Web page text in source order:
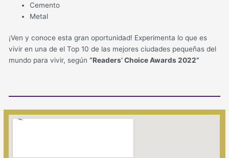
Cemento
Metal
¡Ven y conoce esta gran oportunidad! Experimenta lo que es
vivir en una de el Top 10 de las mejores ciudades pequeñas del
mundo para vivir, según“Readers’ Choice Awards 2022”